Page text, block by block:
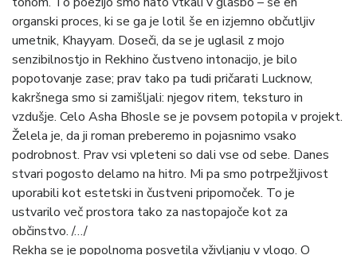
organski proces, ki se ga je lotil še en izjemno občutljiv
umetnik, Khayyam. Doseči, da se je uglasil z mojo
senzibilnostjo in Rekhino čustveno intonacijo, je bilo
popotovanje zase; prav tako pa tudi pričarati Lucknow,
kakršnega smo si zamišljali: njegov ritem, teksturo in
vzdušje. Celo Asha Bhosle se je povsem potopila v projekt.
Želela je, da ji roman preberemo in pojasnimo vsako
podrobnost. Prav vsi vpleteni so dali vse od sebe. Danes
stvari pogosto delamo na hitro. Mi pa smo potrpežljivost
uporabili kot estetski in čustveni pripomoček. To je
ustvarilo več prostora tako za nastopajoče kot za
občinstvo. /…/
Rekha se je popolnoma posvetila vživljanju v vlogo. O